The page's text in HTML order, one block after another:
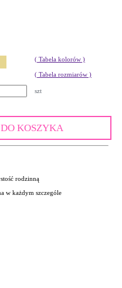
( Tabela kolorów )
( Tabela rozmiarów )
szt
KOSZYKA
rodzinną
w każdym szczególe